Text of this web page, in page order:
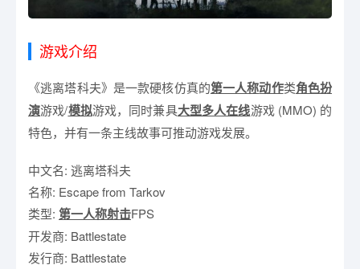
游戏介绍
《逃离塔科夫》是一款硬核仿真的第一人称动作类角色扮
演游戏/模拟游戏，同时兼具大型多人在线游戏 (MMO) 的
特色，并有一条主线故事可推动游戏发展。
中文名: 逃离塔科夫
名称: Escape from Tarkov
类型: 第一人称射击FPS
开发商: Battlestate
发行商: Battlestate